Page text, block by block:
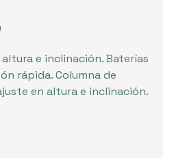
e inclinación. Baterías
rápida. Columna de
en altura e inclinación.